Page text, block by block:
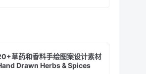
草药和香料手绘图案设计素材
Drawn Herbs & Spices